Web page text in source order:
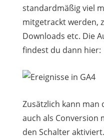
standardmäßig viel
mitgetrackt werden,
Downloads etc. Die
findest du dann hier:
Zusätzlich kann man
auch als Conversion
den Schalter